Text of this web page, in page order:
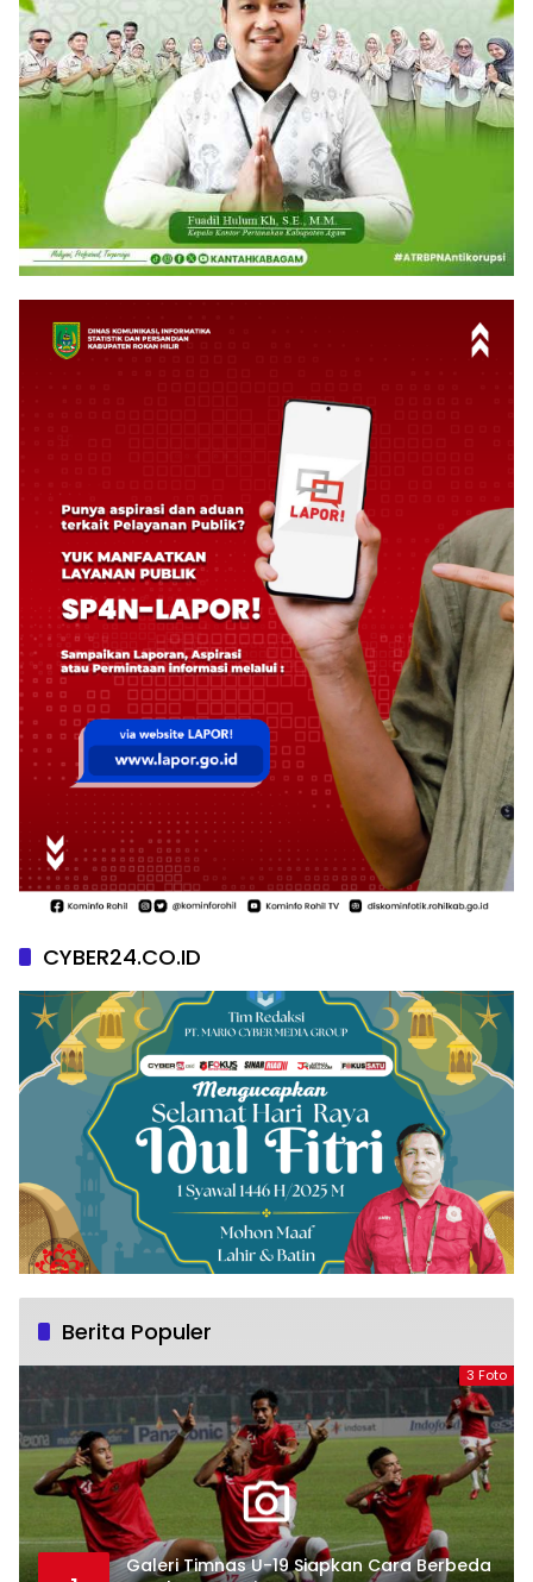
CYBER24.CO.ID
Berita Populer
3 Foto
Galeri Timnas U-19 Siapkan Cara Berbeda